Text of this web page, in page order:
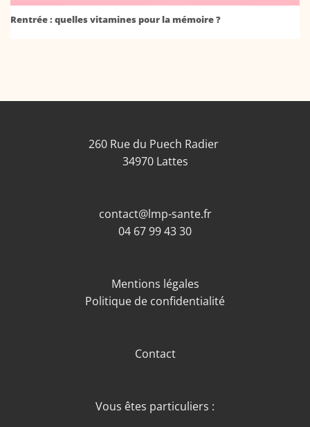
Rentrée : quelles vitamines pour la mémoire ?
260 Rue du Puech Radier
34970 Lattes
contact@lmp-sante.fr
04 67 99 43 30
Mentions légales
Politique de confidentialité
Contact
Vous êtes particuliers :